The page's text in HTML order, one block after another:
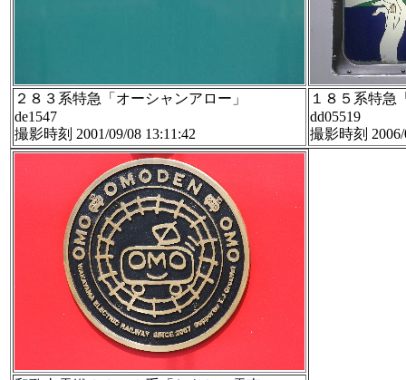
２８３系特急「オーシャンアロー」
de1547
撮影時刻 2001/09/08 13:11:42
１８５系特急
dd05519
撮影時刻 2006/